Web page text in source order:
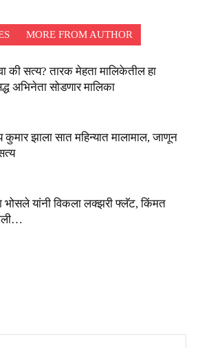
MORE FROM AUTHOR
की सत्य? तारक मेहता मालिकेतील हा
अभिनेता सोडणार मालिका
कुमार झाला सात महिन्यात मालामाल, जाणून
यांनी विकला लक्झरी फ्लॅट, किंमत